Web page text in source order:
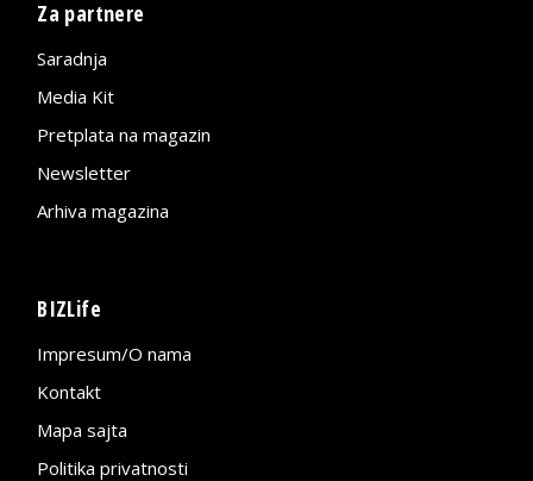
Za partnere
Saradnja
Media Kit
Pretplata na magazin
Newsletter
Arhiva magazina
BIZLife
Impresum/O nama
Kontakt
Mapa sajta
Politika privatnosti